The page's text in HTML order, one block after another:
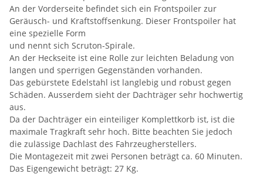
An der Vorderseite befindet sich ein Frontspoiler zur
Geräusch- und Kraftstoffsenkung. Dieser Frontspoiler hat
eine spezielle Form
und nennt sich Scruton-Spirale.
An der Heckseite ist eine Rolle zur leichten Beladung von
langen und sperrigen Gegenständen vorhanden.
Das gebürstete Edelstahl ist langlebig und robust gegen
Schäden. Ausserdem sieht der Dachträger sehr hochwertig
aus.
Da der Dachträger ein einteiliger Komplettkorb ist, ist die
maximale Tragkraft sehr hoch. Bitte beachten Sie jedoch
die zulässige Dachlast des Fahrzeugherstellers.
Die Montagezeit mit zwei Personen beträgt ca. 60 Minuten.
Das Eigengewicht beträgt: 27 Kg.